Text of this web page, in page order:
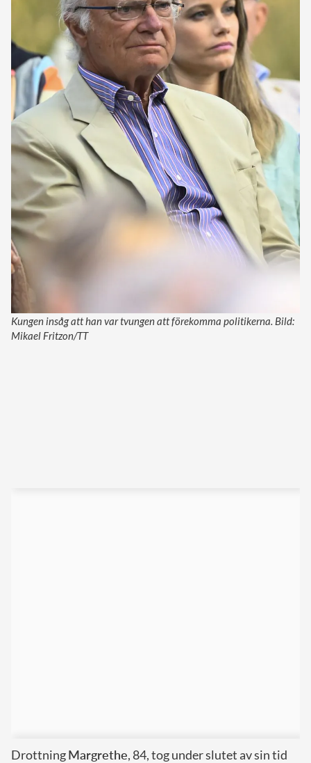
Kungen insåg att han var tvungen att förekomma politikerna. Bild:
Mikael Fritzon/TT
DrottningMargrethe, 84, tog under slutet av sin tid